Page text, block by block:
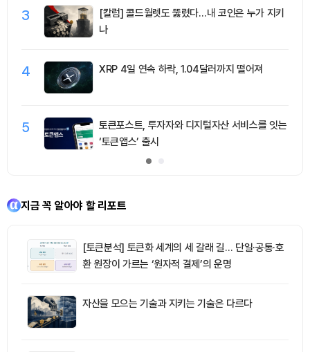
3
[칼럼] 콜드월렛도 뚫렸다…내 코인은 누가 지키
나
4 XRP 4일 연속 하락, 1.04달러까지 떨어져
5
토큰포스트, 투자자와 디지털자산 서비스를 잇는
‘토큰앱스’ 출시
지금 꼭 알아야 할 리포트
[토큰분석] 토큰화 세계의 세 갈래 길… 단일·공통·호
환 원장이 가르는 ‘원자적 결제’의 운명
자산을 모으는 기술과 지키는 기술은 다르다